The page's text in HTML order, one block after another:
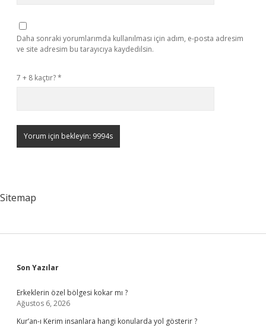
Daha sonraki yorumlarımda kullanılması için adım, e-posta adresim
ve site adresim bu tarayıcıya kaydedilsin.
7 + 8 kaçtır?*
Sitemap
Sidebar
Son Yazılar
Erkeklerin özel bölgesi kokar mı ?
Ağustos 6, 2026
Kur’an-ı Kerim insanlara hangi konularda yol gösterir ?